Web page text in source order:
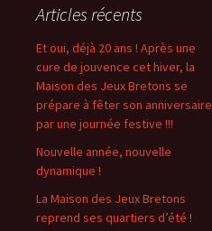
r
c
e
:
Articles récents
Et oui, déjà 20 ans ! Après une
cure de jouvence cet hiver, la
Maison des Jeux Bretons se
prépare à fêter son anniversaire
par une journée festive !!!
Nouvelle année, nouvelle
dynamique !
La Maison des Jeux Bretons
reprend ses quartiers d’été !